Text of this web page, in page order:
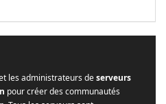
les administrateurs deserveurs
pour créer des communautés